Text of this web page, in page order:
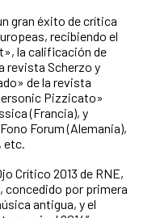
gran éxito de crítica
recibiendo el
la calificación de
revista Scherzo y
de la revista
Pizzicato»
(Francia), y
Forum (Alemania),
etc.
Crítico 2013 de RNE,
concedido por primera
antigua, y el